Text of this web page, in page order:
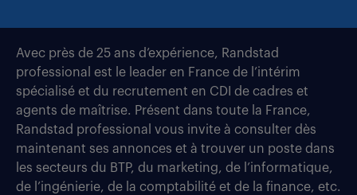
Avec près de 25 ans d’expérience, Randstad
professional est le leader en France de l’intérim
spécialisé et du recrutement en CDI de cadres et
agents de maîtrise. Présent dans toute la France,
Randstad professional vous invite à consulter dès
maintenant ses annonces et à trouver un poste dans
les secteurs du BTP, du marketing, de l’informatique,
de l’ingénierie, de la comptabilité et de la finance, etc.